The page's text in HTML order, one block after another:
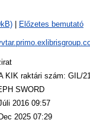
Előzetes bemutató
KIK raktári szám: GIL/
SWORD
2016 09:57
2025 07:29